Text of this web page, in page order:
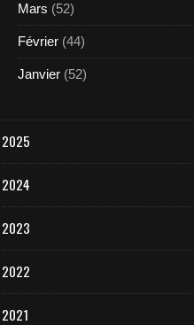
Mars (52)
Février (44)
Janvier (52)
2025
2024
2023
2022
2021